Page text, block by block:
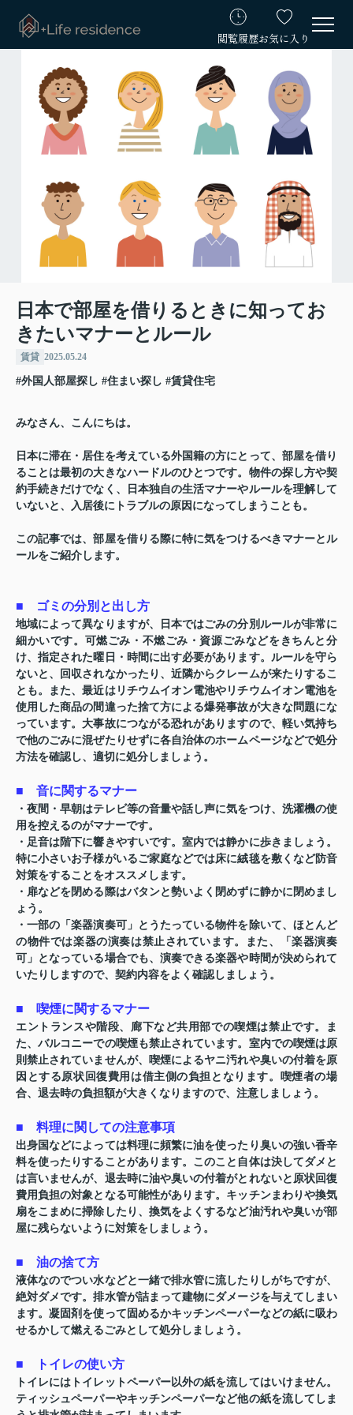
閲覧履歴お気に入り
日本で部屋を借りるときに知ってお
きたいマナーとルール
賃貸 2025.05.24
#外国人部屋探し #住まい探し #賃貸住宅
みなさん、こんにちは。
日本に滞在・居住を考えている外国籍の方にとって、部屋を借り
ることは最初の大きなハードルのひとつです。物件の探し方や契
約手続きだけでなく、日本独自の生活マナーやルールを理解して
いないと、入居後にトラブルの原因になってしまうことも。
この記事では、部屋を借りる際に特に気をつけるべきマナーとル
ールをご紹介します。
■ ゴミの分別と出し方
地域によって異なりますが、日本ではごみの分別ルールが非常に
細かいです。可燃ごみ・不燃ごみ・資源ごみなどをきちんと分
け、指定された曜日・時間に出す必要があります。ルールを守ら
ないと、回収されなかったり、近隣からクレームが来たりするこ
とも。また、最近はリチウムイオン電池やリチウムイオン電池を
使用した商品の間違った捨て方による爆発事故が大きな問題にな
っています。大事故につながる恐れがありますので、軽い気持ち
で他のごみに混ぜたりせずに各自治体のホームページなどで処分
方法を確認し、適切に処分しましょう。
■ 音に関するマナー
・夜間・早朝はテレビ等の音量や話し声に気をつけ、洗濯機の使
用を控えるのがマナーです。
・足音は階下に響きやすいです。室内では静かに歩きましょう。
特に小さいお子様がいるご家庭などでは床に絨毯を敷くなど防音
対策をすることをオススメします。
・扉などを閉める際はバタンと勢いよく閉めずに静かに閉めまし
ょう。
・一部の「楽器演奏可」とうたっている物件を除いて、ほとんど
の物件では楽器の演奏は禁止されています。また、「楽器演奏
可」となっている場合でも、演奏できる楽器や時間が決められて
いたりしますので、契約内容をよく確認しましょう。
■ 喫煙に関するマナー
エントランスや階段、廊下など共用部での喫煙は禁止です。ま
た、バルコニーでの喫煙も禁止されています。室内での喫煙は原
則禁止されていませんが、喫煙によるヤニ汚れや臭いの付着を原
因とする原状回復費用は借主側の負担となります。喫煙者の場
合、退去時の負担額が大きくなりますので、注意しましょう。
■ 料理に関しての注意事項
出身国などによっては料理に頻繁に油を使ったり臭いの強い香辛
料を使ったりすることがあります。このこと自体は決してダメと
は言いませんが、退去時に油や臭いの付着がとれないと原状回復
費用負担の対象となる可能性があります。キッチンまわりや換気
扇をこまめに掃除したり、換気をよくするなど油汚れや臭いが部
屋に残らないように対策をしましょう。
■ 油の捨て方
液体なのでつい水などと一緒で排水管に流したりしがちですが、
絶対ダメです。排水管が詰まって建物にダメージを与えてしまい
ます。凝固剤を使って固めるかキッチンペーパーなどの紙に吸わ
せるかして燃えるごみとして処分しましょう。
■ トイレの使い方
トイレにはトイレットペーパー以外の紙を流してはいけません。
ティッシュペーパーやキッチンペーパーなど他の紙を流してしま